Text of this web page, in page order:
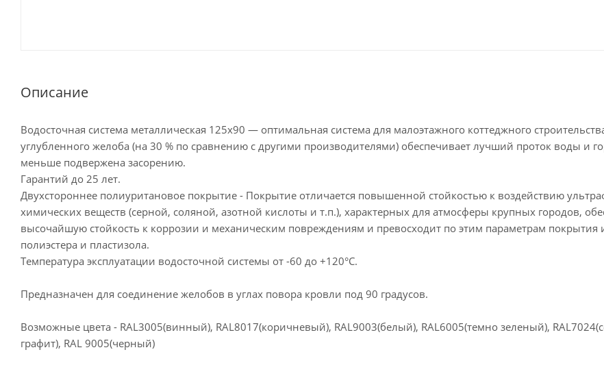
Описание
Водосточная система металлическая 125х90 — оптимальная система для малоэтажного коттеджного
углубленного желоба (на 30 % по сравнению с другими производителями) обеспечивает лучший проток воды и
меньше подвержена засорению.
Гарантий до 25 лет.
Двухстороннее полиуритановое покрытие - Покрытие отличается повышенной стойкостью к воздействию
химических веществ (серной, соляной, азотной кислоты и т.п.), характерных для атмосферы крупных городов,
высочайшую стойкость к коррозии и механическим повреждениям и превосходит по этим параметрам покрытия
полиэстера и пластизола.
Температура эксплуатации водосточной системы от -60 до +120°C.
Предназначен для соединение желобов в углах повора кровли под 90 градусов.
Возможные цвета - RAL3005(винный), RAL8017(коричневый), RAL9003(белый), RAL6005(темно зеленый),
графит), RAL 9005(черный)